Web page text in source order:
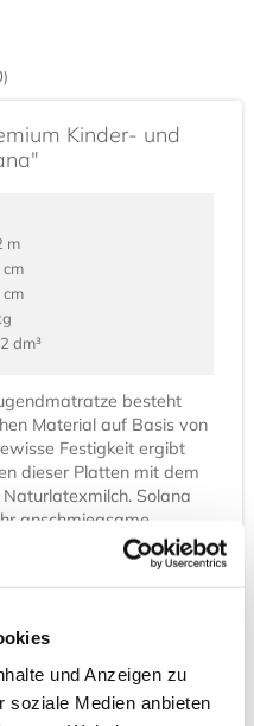
und Anzeigen zu
soziale Medien anbieten
Kinder- und
m
cm
dm³
besteht
Material auf Basis von
Festigkeit ergibt
dieser Platten mit dem
Solana
anschmiegsame
Solana eignet sich
Ebenso wie bei allen
wählbar.
nach Matratzegröße,